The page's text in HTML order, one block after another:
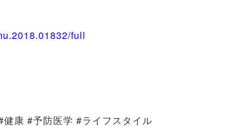
full
康 #予防医学 #ライフスタイル